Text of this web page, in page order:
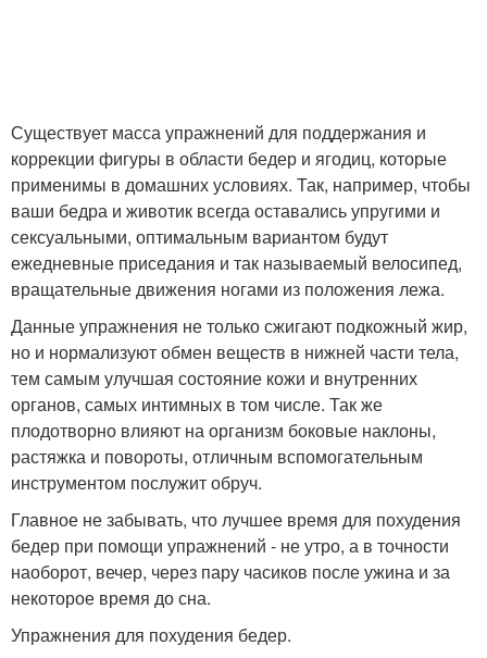
Существует масса упражнений для поддержания и
коррекции фигуры в области бедер и ягодиц, которые
применимы в домашних условиях. Так, например, чтобы
ваши бедра и животик всегда оставались упругими и
сексуальными, оптимальным вариантом будут
ежедневные приседания и так называемый велосипед,
вращательные движения ногами из положения лежа.
Данные упражнения не только сжигают подкожный жир,
но и нормализуют обмен веществ в нижней части тела,
тем самым улучшая состояние кожи и внутренних
органов, самых интимных в том числе. Так же
плодотворно влияют на организм боковые наклоны,
растяжка и повороты, отличным вспомогательным
инструментом послужит обруч.
Главное не забывать, что лучшее время для похудения
бедер при помощи упражнений - не утро, а в точности
наоборот, вечер, через пару часиков после ужина и за
некоторое время до сна.
Упражнения для похудения бедер.